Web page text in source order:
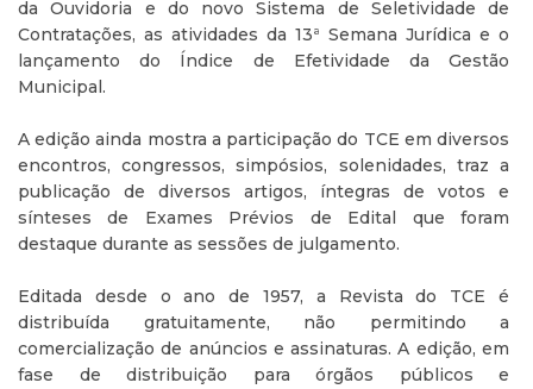
da Ouvidoria e do novo Sistema de Seletividade de
Contratações, as atividades da 13ª Semana Jurídica e o
lançamento do Índice de Efetividade da Gestão
Municipal.
A edição ainda mostra a participação do TCE em diversos
encontros, congressos, simpósios, solenidades, traz a
publicação de diversos artigos, íntegras de votos e
sínteses de Exames Prévios de Edital que foram
destaque durante as sessões de julgamento.
Editada desde o ano de 1957, a Revista do TCE é
distribuída gratuitamente, não permitindo a
comercialização de anúncios e assinaturas. A edição, em
fase de distribuição para órgãos públicos e